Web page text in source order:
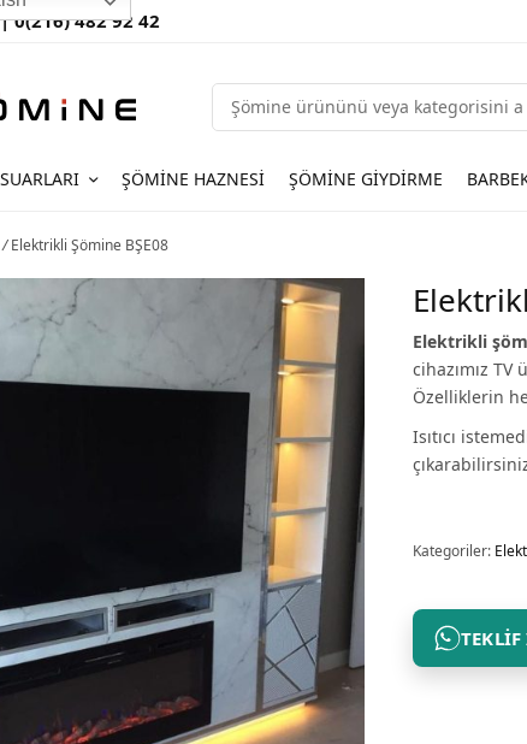
|0(216) 482 92 42
ŞÖMINE HAZNESI ŞÖMINE GIYDIRME
/Elektrikli Şömine BŞE08
Elektrikli
cihazımız
Özelliklerin
Isıtıcı
Kategoriler:
TEKLIF